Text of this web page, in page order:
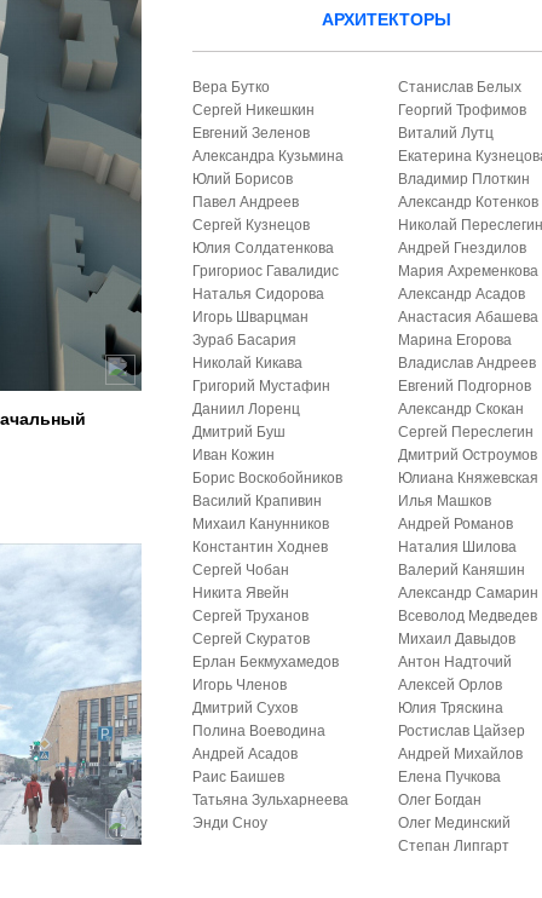
АРХИТЕКТОРЫ
Вера Бутко
Сергей Никешкин
Евгений Зеленов
Александра Кузьмина
Юлий Борисов
Павел Андреев
Сергей Кузнецов
Юлия Солдатенкова
Григориос Гавалидис
Наталья Сидорова
Игорь Шварцман
Зураб Басария
Николай Кикава
Григорий Мустафин
Даниил Лоренц
Дмитрий Буш
Иван Кожин
Борис Воскобойников
Василий Крапивин
Михаил Канунников
Константин Ходнев
Сергей Чобан
Никита Явейн
Сергей Труханов
Сергей Скуратов
Ерлан Бекмухамедов
Игорь Членов
Дмитрий Сухов
Полина Воеводина
Андрей Асадов
Раис Баишев
Татьяна Зульхарнеева
Энди Сноу
Станислав Белых
Георгий Трофимов
Виталий Лутц
Екатерина
Владимир Плоткин
Александр Котенков
Николай
Андрей Гнездилов
Мария Ахременкова
Александр Асадов
Анастасия Абашева
Марина Егорова
Владислав Андреев
Евгений Подгорнов
Александр Скокан
Сергей Переслегин
Дмитрий Остроумов
Юлиана Княжевская
Илья Машков
Андрей Романов
Наталия Шилова
Валерий Каняшин
Александр Самарин
Всеволод Медведев
Михаил Давыдов
Антон Надточий
Алексей Орлов
Юлия Тряскина
Ростислав Цайзер
Андрей Михайлов
Елена Пучкова
Олег Богдан
Олег Мединский
Степан Липгарт